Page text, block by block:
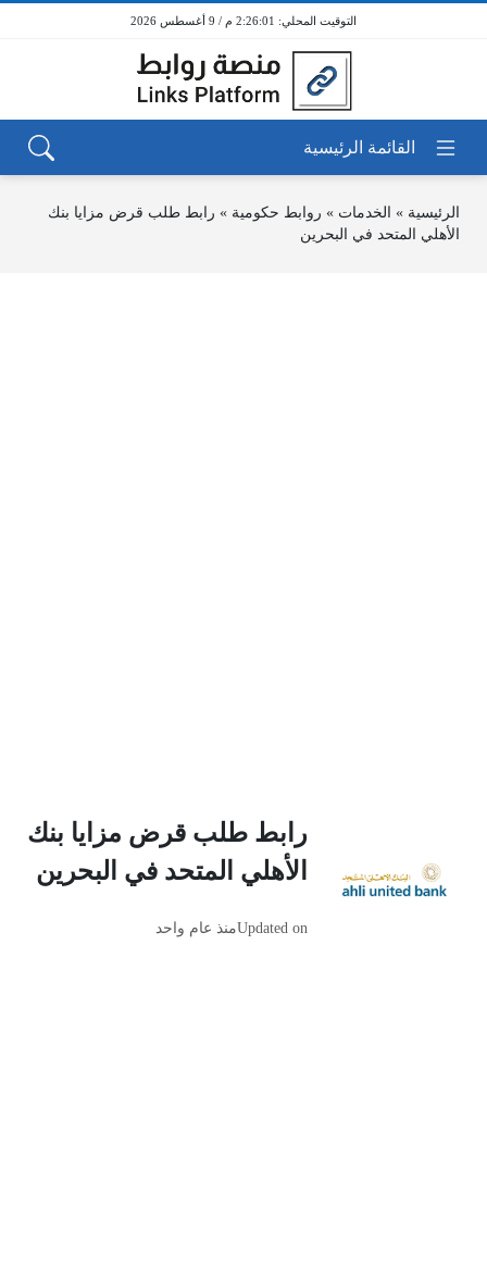
2:26:01 م / 9 أغسطس 2026
الرئيسية » الخدمات » روابط حكومية » رابط طلب قرض مزايا بنك
الأهلي المتحد في البحرين
رابط طلب قرض مزايا بنك
الأهلي المتحد في البحرين
Updated onمنذ عام واحد